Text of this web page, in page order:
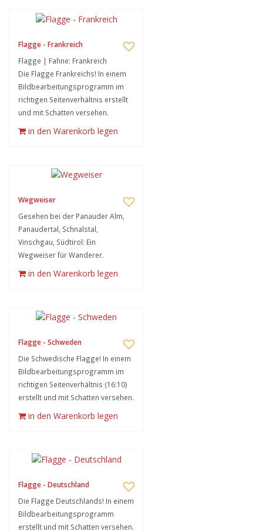
Flagge - Frankreich
Flagge | Fahne: Frankreich
Die Flagge Frankreichs! In einem
Bildbearbeitungsprogramm im
richtigen Seitenverhältnis erstellt
und mit Schatten versehen.
in den Warenkorb legen
Wegweiser
Gesehen bei der Panauder Alm,
Panaudertal, Schnalstal,
Vinschgau, Südtirol: Ein
Wegweiser für Wanderer.
in den Warenkorb legen
Flagge - Schweden
Die Schwedische Flagge! In einem
Bildbearbeitungsprogramm im
richtigen Seitenverhältnis (16:10)
erstellt und mit Schatten versehen.
in den Warenkorb legen
Flagge - Deutschland
Die Flagge Deutschlands! In einem
Bildbearbeitungsprogramm
erstellt und mit Schatten versehen.